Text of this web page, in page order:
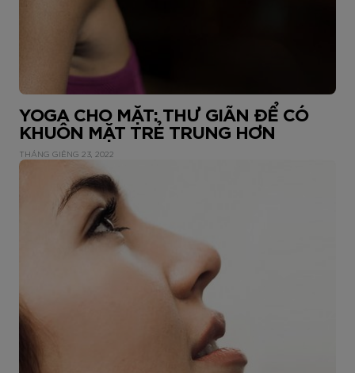
YOGA CHO MẶT: THƯ GIÃN ĐỂ CÓ
KHUÔN MẶT TRẺ TRUNG HƠN
THÁNG GIÊNG 23, 2022